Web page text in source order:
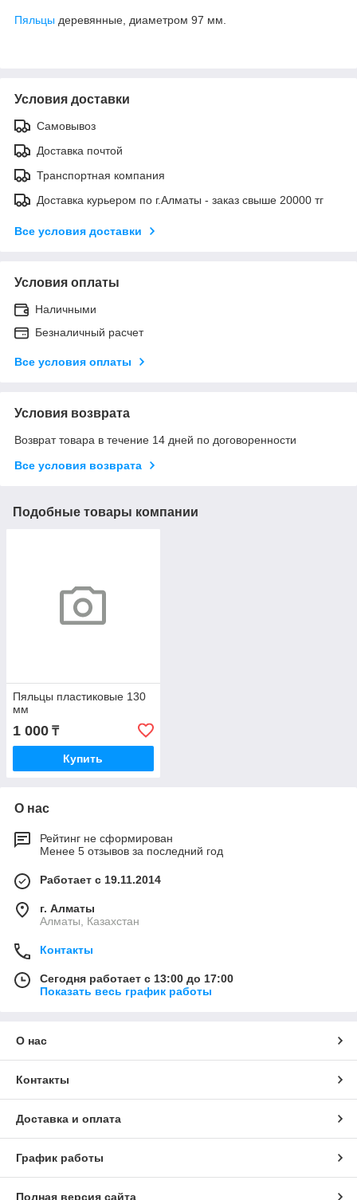
Пяльцы деревянные, диаметром 97 мм.
Условия доставки
Самовывоз
Доставка почтой
Транспортная компания
Доставка курьером по г.Алматы - заказ свыше 20000 тг
Все условия доставки
Условия оплаты
Наличными
Безналичный расчет
Все условия оплаты
Условия возврата
Возврат товара в течение 14 дней по договоренности
Все условия возврата
Подобные товары компании
Пяльцы пластиковые 130
мм
1 000 ₸
Купить
О нас
Рейтинг не сформирован
Менее 5 отзывов за последний год
Работает с 19.11.2014
г. Алматы
Алматы, Казахстан
Контакты
Сегодня работает с 13:00 до 17:00
Показать весь график работы
О нас
Контакты
Доставка и оплата
График работы
Полная версия сайта